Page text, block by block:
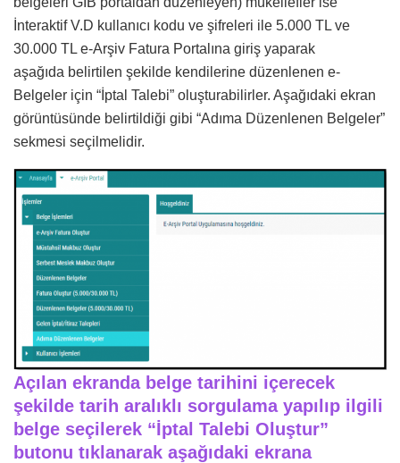
İnteraktif V.D kullanıcı kodu ve şifreleri ile 5.000 TL ve
30.000 TL e-Arşiv Fatura Portalına giriş yaparak
aşağıda belirtilen şekilde kendilerine düzenlenen e-
Belgeler için “İptal Talebi” oluşturabilirler. Aşağıdaki ekran
görüntüsünde belirtildiği gibi “Adıma Düzenlenen Belgeler”
sekmesi seçilmelidir.
Açılan ekranda belge tarihini içerecek
şekilde tarih aralıklı sorgulama yapılıp ilgili
belge seçilerek “İptal Talebi Oluştur”
butonu tıklanarak aşağıdaki ekrana